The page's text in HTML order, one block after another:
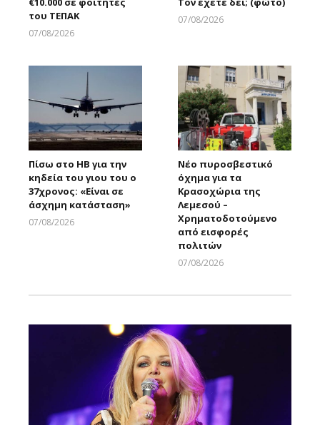
του ΤΕΠΑΚ
07/08/2026
07/08/2026
Πίσω στο ΗΒ για την
κηδεία του γιου του ο
37χρονος: «Είναι σε
άσχημη κατάσταση»
07/08/2026
Νέο πυροσβεστικό
όχημα για τα
Κρασοχώρια της
Λεμεσού –
Χρηματοδοτούμενο
από εισφορές
πολιτών
07/08/2026